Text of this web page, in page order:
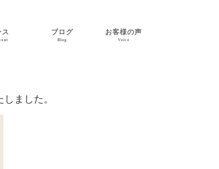
ス ブログ
Blog
お客様の声
Voice
ました。